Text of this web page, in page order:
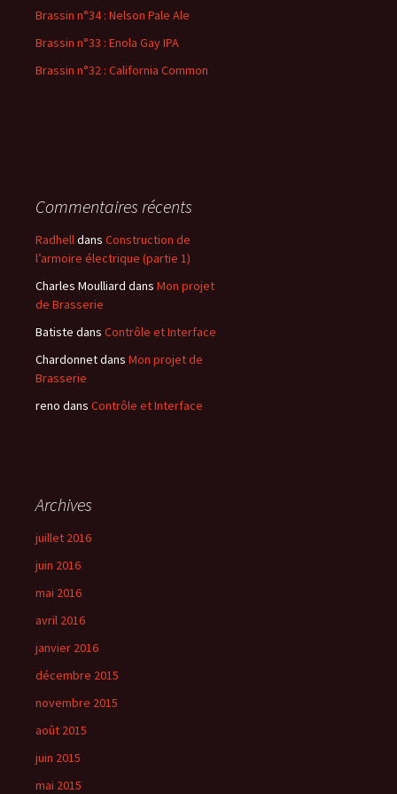
r
:
Brassin n°34 : Nelson Pale Ale
Brassin n°33 : Enola Gay IPA
Brassin n°32 : California Common
Commentaires récents
Radhelldans Construction de
l’armoire électrique (partie 1)
Charles Moulliard dans Mon projet
de Brasserie
Batiste dans Contrôle et Interface
Chardonnetdans Mon projet de
Brasserie
reno dans Contrôle et Interface
Archives
juillet 2016
juin 2016
mai 2016
avril 2016
janvier 2016
décembre 2015
novembre 2015
août 2015
juin 2015
mai 2015